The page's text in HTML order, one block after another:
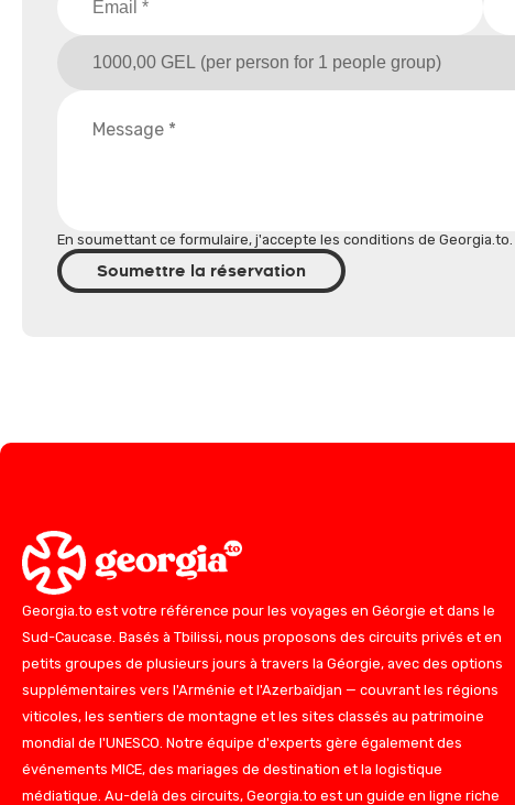
En soumettant ce formulaire, j'accepte les conditions de Georgia.to.
Soumettre la réservation
Georgia.to est votre référence pour les voyages en Géorgie et dans le
Sud-Caucase. Basés à Tbilissi, nous proposons des circuits privés et en
petits groupes de plusieurs jours à travers la Géorgie, avec des options
supplémentaires vers l'Arménie et l'Azerbaïdjan — couvrant les régions
viticoles, les sentiers de montagne et les sites classés au patrimoine
mondial de l'UNESCO. Notre équipe d'experts gère également des
événements MICE, des mariages de destination et la logistique
médiatique. Au-delà des circuits, Georgia.to est un guide en ligne riche